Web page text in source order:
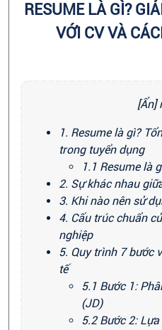
RESUME LÀ GÌ?
VỚI CV VÀ
[Ẩn]
1. Resume là gì?
trong tuyển dụng
1.1 Resume là
2. Sự khác nhau
3. Khi nào nên sử
4. Cấu trúc chuẩn
nghiệp
5. Quy trình 7 bước
tế
5.1 Bước 1:
(JD)
5.2 Bước 2: